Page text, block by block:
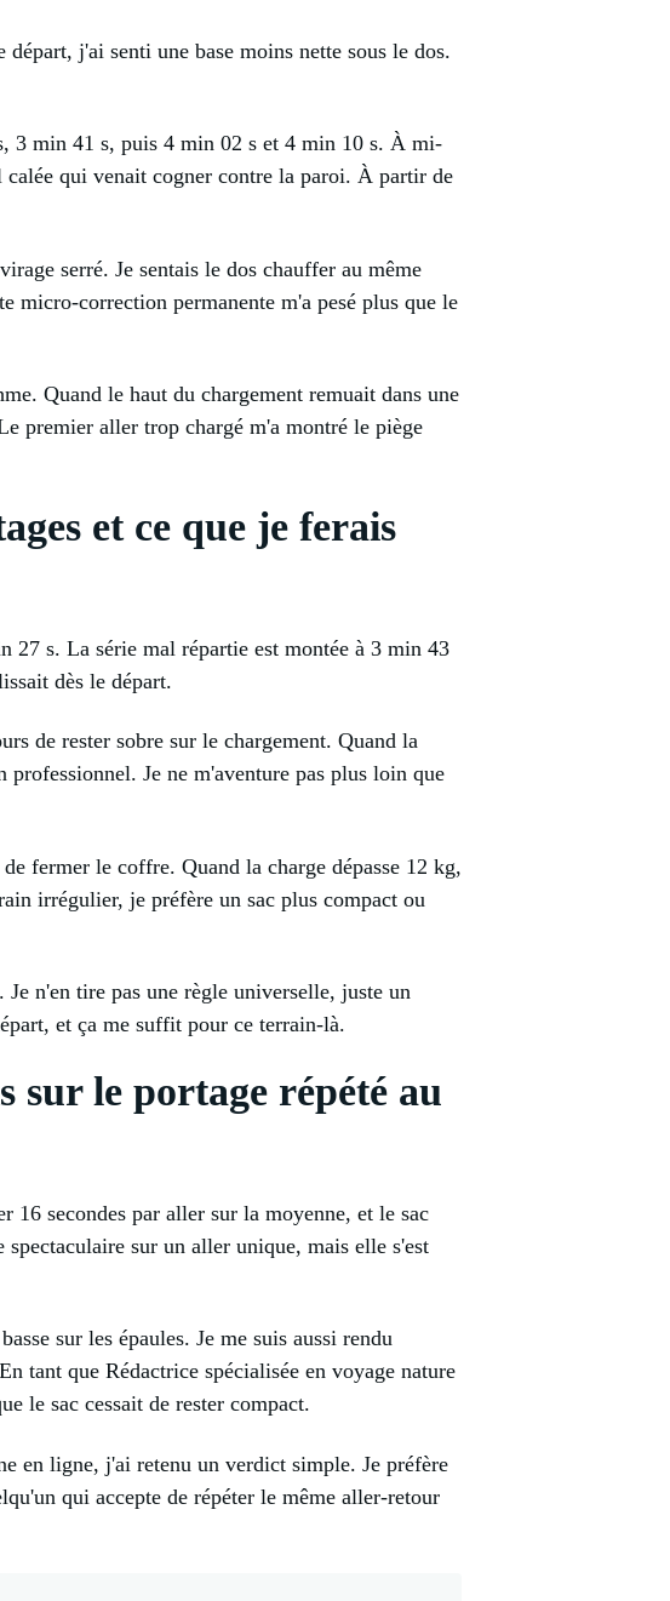
j'ai senti une base moins nette sous le dos.
3 min 41 s, puis 4 min 02 s et 4 min 10 s. À mi-
qui venait cogner contre la paroi. À partir de
serré. Je sentais le dos chauffer au même
micro-correction permanente m'a pesé plus que le
Quand le haut du chargement remuait dans une
premier aller trop chargé m'a montré le piège
et ce que je ferais
27 s. La série mal répartie est montée à 3 min 43
dès le départ.
de rester sobre sur le chargement. Quand la
Je ne m'aventure pas plus loin que
fermer le coffre. Quand la charge dépasse 12 kg,
irrégulier, je préfère un sac plus compact ou
n'en tire pas une règle universelle, juste un
et ça me suffit pour ce terrain-là.
sur le portage répété au
secondes par aller sur la moyenne, et le sac
sur un aller unique, mais elle s'est
sur les épaules. Je me suis aussi rendu
tant que Rédactrice spécialisée en voyage nature
le sac cessait de rester compact.
en ligne, j'ai retenu un verdict simple. Je préfère
qui accepte de répéter le même aller-retour